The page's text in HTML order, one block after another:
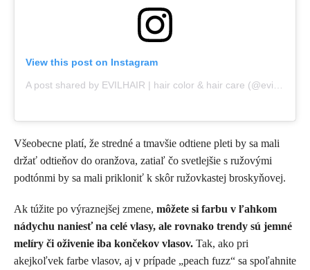
View this post on Instagram
Všeobecne platí, že stredné a tmavšie odtiene pleti by sa mali
držať odtieňov do oranžova, zatiaľ čo svetlejšie s ružovými
podtónmi by sa mali prikloniť k skôr ružovkastej broskyňovej.
Ak túžite po výraznejšej zmene, môžete si farbu v ľahkom
nádychu naniesť na celé vlasy, ale rovnako trendy sú jemné
melíry či oživenie iba končekov vlasov. Tak, ako pri
akejkoľvek farbe vlasov, aj v prípade „peach fuzz“ sa spoľahnite